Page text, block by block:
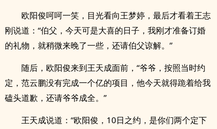
欧阳俊呵呵一笑，目光看向王梦婷，最后才看着王志
刚说道：“伯父，今天可是大喜的日子，我刚才准备订婚
的礼物，就稍微来晚了一些，还请伯父谅解。”
随后，欧阳俊来到王天成面前，“爷爷，按照当时约
定，范云鹏没有完成一个亿的项目，他今天就得跪着给我
磕头道歉，还请爷爷成全。”
王天成说道：“欧阳俊，10日之约，是你们两个定下